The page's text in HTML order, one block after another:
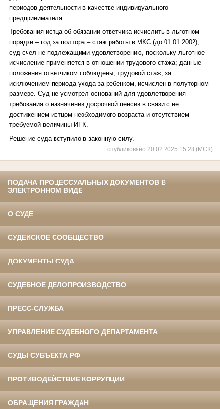
периодов деятельности в качестве индивидуального
предпринимателя.
Требования истца об обязании ответчика исчислить в льготном
порядке – год за полтора – стаж работы в МКС (до 01.01.2002),
суд счел не подлежащими удовлетворению, поскольку льготное
исчисление применяется в отношении трудового стажа; данные
положения ответчиком соблюдены, трудовой стаж, за
исключением периода ухода за ребенком, исчислен в полуторном
размере. Суд не усмотрел оснований для удовлетворения
требования о назначении досрочной пенсии в связи с не
достижением истцом необходимого возраста и отсутствием
требуемой величины ИПК.
Решение суда вступило в законную силу.
опубликовано 20.02.2025 15:28 (МСК)
ПОДАЧА ПРОЦЕССУАЛЬНЫХ ДОКУМЕНТОВ В
ЭЛЕКТРОННОМ ВИДЕ
О СУДЕ
СУДЕЙСКОЕ СООБЩЕСТВО
ДОКУМЕНТЫ СУДА
СУДЕБНОЕ ДЕЛОПРОИЗВОДСТВО
ПРЕСС-СЛУЖБА
УПРАВЛЕНИЕ СУДЕБНОГО ДЕПАРТАМЕНТА
СУДЫ СУБЪЕКТА РФ
ПРОТИВОДЕЙСТВИЕ КОРРУПЦИИ
ОБРАЩЕНИЯ ГРАЖДАН